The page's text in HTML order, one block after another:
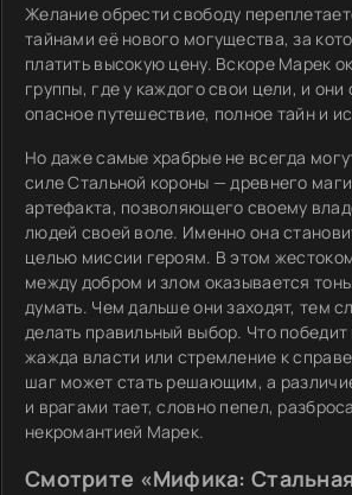
Желание обрести свободу
тайнами её нового могущества, за
платить высокую цену. Вскоре Марек
группы, где у каждого свои цели, и
опасное путешествие, полное тайн и
Но даже самые храбрые не всегда
силе Стальной короны — древнего
артефакта, позволяющего своему
людей своей воле. Именно она
целью миссии героям. В этом
между добром и злом оказывается
думать. Чем дальше они заходят, тем
делать правильный выбор. Что
жажда власти или стремление к
шаг может стать решающим, а
и врагами тает, словно пепел,
некромантией Марек.
Смотрите «Мифика: